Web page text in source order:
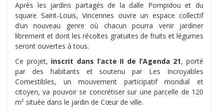
Après les jardins partagés de la dalle Pompidou et du
square Saint-Louis, Vincennes ouvre un espace collectif
d’un nouveau genre où chacun pourra venir jardiner
librement et dont les récoltes gratuites de fruits et légumes
seront ouvertes à tous.
Ce projet, inscrit dans l’acte II de l’Agenda 21, porté
par des habitants et soutenu par Les Incroyables
Comestibles, un mouvement participatif mondial et
citoyen, va pouvoir se concrétiser sur une parcelle de 120
m² située dans le jardin de Cœur de ville.